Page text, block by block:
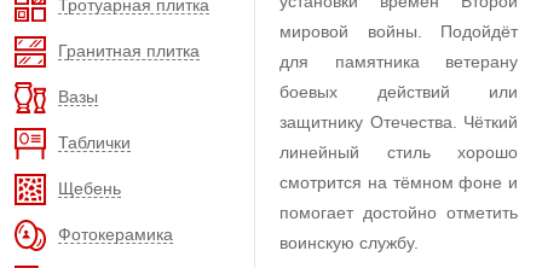
Тротуарная плитка
Гранитная плитка
Вазы
Таблички
Щебень
Фотокерамика
мировой войны. Подойдёт
для памятника ветерану
боевых действий или
защитнику Отечества. Чёткий
линейный стиль хорошо
смотрится на тёмном фоне и
помогает достойно отметить
воинскую службу.